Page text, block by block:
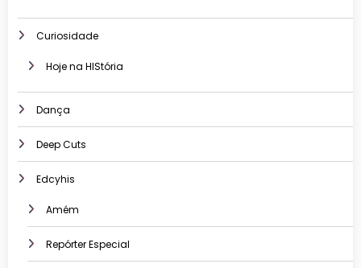
Curiosidade
Hoje na HIStória
Dança
Deep Cuts
Edcyhis
Amém
Repórter Especial